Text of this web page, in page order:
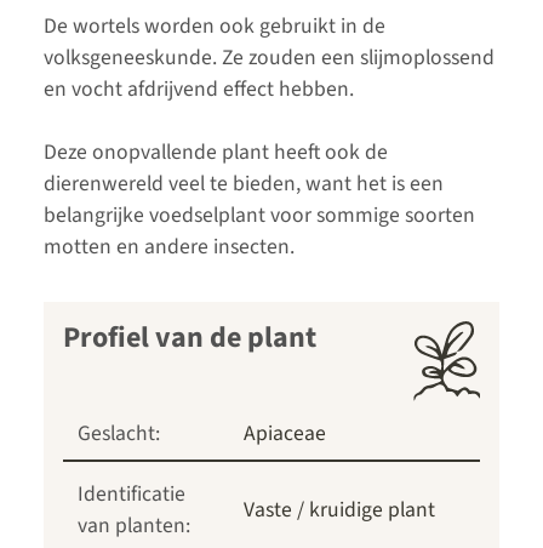
De wortels worden ook gebruikt in de
volksgeneeskunde. Ze zouden een slijmoplossend
en vocht afdrijvend effect hebben.
Deze onopvallende plant heeft ook de
dierenwereld veel te bieden, want het is een
belangrijke voedselplant voor sommige soorten
motten en andere insecten.
Profiel van de plant
Geslacht:
Apiaceae
Identificatie
van planten:
Vaste / kruidige plant